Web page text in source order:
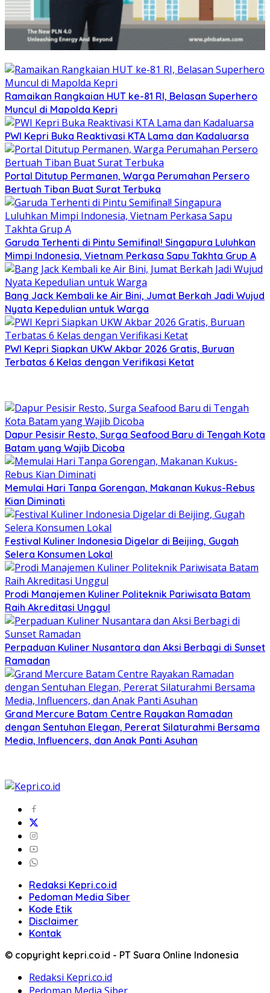
Ramaikan Rangkaian HUT ke-81 RI, Belasan Superhero
Muncul di Mapolda Kepri
PWI Kepri Buka Reaktivasi KTA Lama dan Kadaluarsa
Portal Ditutup Permanen, Warga Perumahan Persero
Bertuah Tiban Buat Surat Terbuka
Garuda Terhenti di Pintu Semifinal! Singapura Luluhkan
Mimpi Indonesia, Vietnam Perkasa Sapu Takhta Grup A
Bang Jack Kembali ke Air Bini, Jumat Berkah Jadi Wujud
Nyata Kepedulian untuk Warga
PWI Kepri Siapkan UKW Akbar 2026 Gratis, Buruan
Terbatas 6 Kelas dengan Verifikasi Ketat
Dapur Pesisir Resto, Surga Seafood Baru di Tengah Kota
Batam yang Wajib Dicoba
Memulai Hari Tanpa Gorengan, Makanan Kukus-Rebus
Kian Diminati
Festival Kuliner Indonesia Digelar di Beijing, Gugah
Selera Konsumen Lokal
Prodi Manajemen Kuliner Politeknik Pariwisata Batam
Raih Akreditasi Unggul
Perpaduan Kuliner Nusantara dan Aksi Berbagi di Sunset
Ramadan
Grand Mercure Batam Centre Rayakan Ramadan
dengan Sentuhan Elegan, Pererat Silaturahmi Bersama
Media, Influencers, dan Anak Panti Asuhan
Redaksi Kepri.co.id
Pedoman Media Siber
Kode Etik
Disclaimer
Kontak
© copyright kepri.co.id - PT Suara Online Indonesia
Redaksi Kepri.co.id